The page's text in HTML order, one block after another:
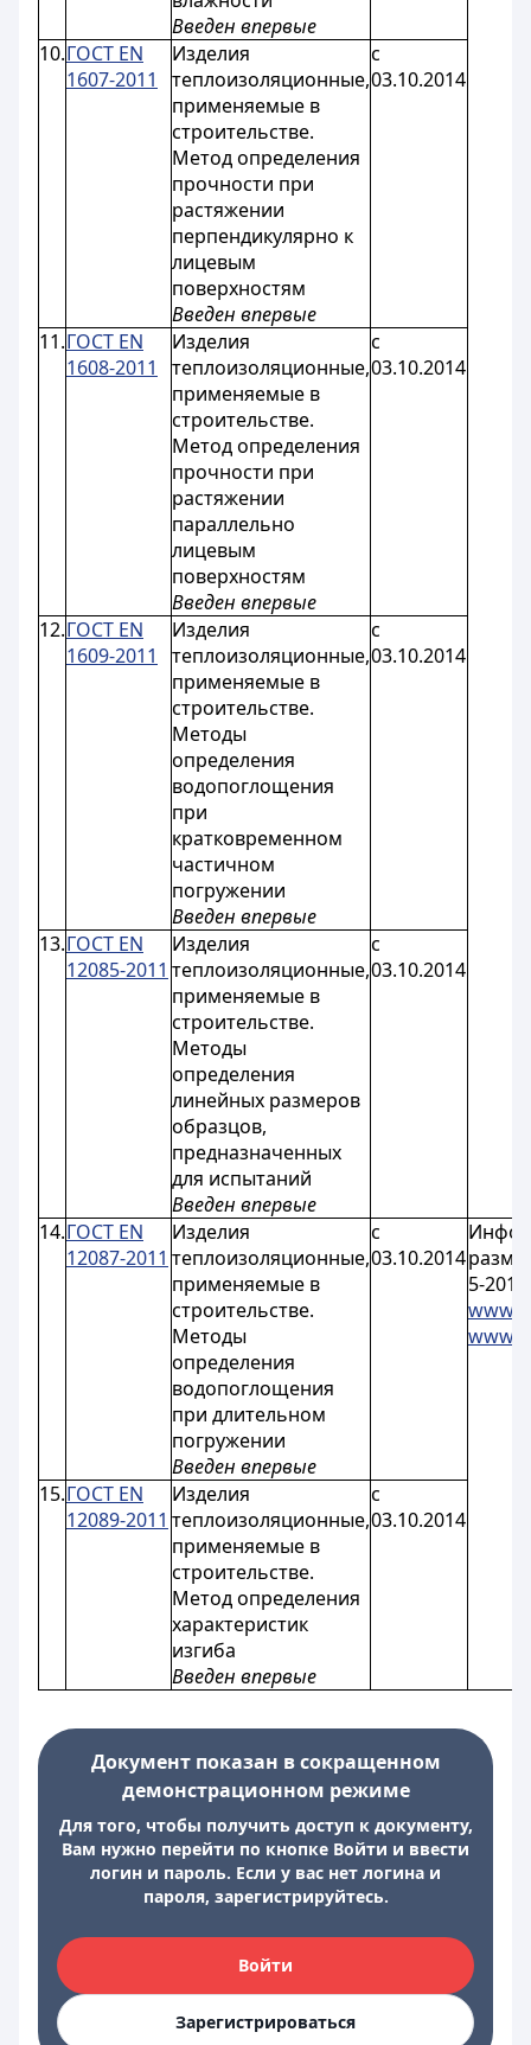
Введен впервые
10.ГОСТ EN
1607-2011
Изделия
теплоизоляционные,
применяемые в
строительстве.
Метод определения
прочности при
растяжении
перпендикулярно к
лицевым
поверхностям
Введен впервые
с
03.10.2014
11.ГОСТ EN
1608-2011
Изделия
теплоизоляционные,
применяемые в
строительстве.
Метод определения
прочности при
растяжении
параллельно
лицевым
поверхностям
Введен впервые
с
03.10.2014
12.ГОСТ EN
1609-2011
Изделия
теплоизоляционные,
применяемые в
строительстве.
Методы
определения
водопоглощения
при
кратковременном
частичном
погружении
Введен впервые
с
03.10.2014
13.ГОСТ EN
12085-2011
Изделия
теплоизоляционные,
применяемые в
строительстве.
Методы
определения
линейных размеров
образцов,
предназначенных
для испытаний
Введен впервые
с
03.10.2014
14.ГОСТ EN
12087-2011
Изделия
теплоизоляционные,
применяемые в
строительстве.
Методы
определения
водопоглощения
при длительном
погружении
Введен впервые
с
03.10.2014
5-
15.ГОСТ EN
12089-2011
Изделия
теплоизоляционные,
применяемые в
строительстве.
Метод определения
характеристик
изгиба
Введен впервые
с
03.10.2014
Документ показан в сокращенном
демонстрационном режиме
Для того, чтобы получить доступ к документу,
Вам нужно перейти по кнопке Войти и ввести
логин и пароль. Если у вас нет логина и
пароля, зарегистрируйтесь.
Войти
Зарегистрироваться